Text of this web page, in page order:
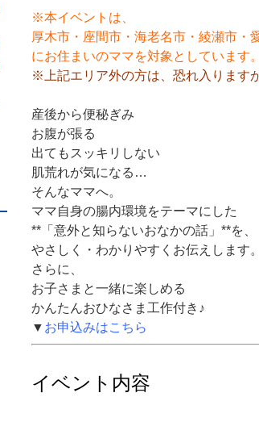
※本イベントは、
厚木市・座間市・海老名市・綾瀬市・
にお住まいのママを対象としています。
※上記エリア外の方は、恐れ入ります
産後から便秘ぎみ
お腹が張る
出てもスッキリしない
肌荒れが気になる…
そんなママへ。
ママ自身の腸内環境をテーマにした
**「意外と知らないおなかの話」**を、
やさしく・わかりやすくお伝えします。
さらに、
お子さまと一緒に楽しめる
かんたんおひなさま工作付き♪
▼ お申込みはこちら
イベント内容